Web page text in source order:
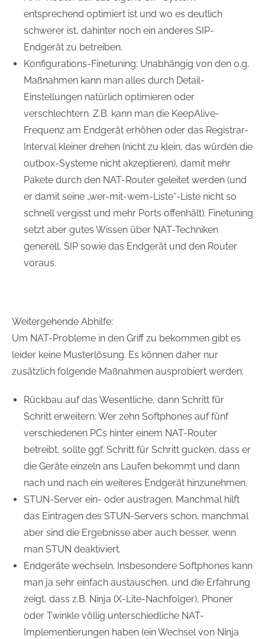
entsprechend optimiert ist und wo es deutlich
schwerer ist, dahinter noch ein anderes SIP-
Endgerät zu betreiben.
Konfigurations-Finetuning: Unabhängig von den o.g.
Maßnahmen kann man alles durch Detail-
Einstellungen natürlich optimieren oder
verschlechtern. Z.B. kann man die KeepAlive-
Frequenz am Endgerät erhöhen oder das Registrar-
Interval kleiner drehen (nicht zu klein, das würden die
outbox-Systeme nicht akzeptieren), damit mehr
Pakete durch den NAT-Router geleitet werden (und
er damit seine „wer-mit-wem-Liste“-Liste nicht so
schnell vergisst und mehr Ports offenhält). Finetuning
setzt aber gutes Wissen über NAT-Techniken
generell, SIP sowie das Endgerät und den Router
voraus.
Weitergehende Abhilfe:
Um NAT-Probleme in den Griff zu bekommen gibt es
leider keine Musterlösung. Es können daher nur
zusätzlich folgende Maßnahmen ausprobiert werden:
Rückbau auf das Wesentliche, dann Schritt für
Schritt erweitern: Wer zehn Softphones auf fünf
verschiedenen PCs hinter einem NAT-Router
betreibt, sollte ggf. Schritt für Schritt gucken, dass er
die Geräte einzeln ans Laufen bekommt und dann
nach und nach ein weiteres Endgerät hinzunehmen.
STUN-Server ein- oder austragen. Manchmal hilft
das Eintragen des STUN-Servers schon, manchmal
aber sind die Ergebnisse aber auch besser, wenn
man STUN deaktiviert.
Endgeräte wechseln. Insbesondere Softphones kann
man ja sehr einfach austauschen, und die Erfahrung
zeigt, dass z.B. Ninja (X-Lite-Nachfolger), Phoner
oder Twinkle völlig unterschiedliche NAT-
Implementierungen haben (ein Wechsel von Ninja